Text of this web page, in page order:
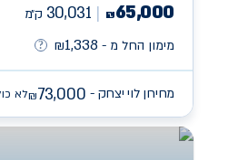
₪65,000
30,031 ק״מ
מימון החל מ -
₪1,338
מחירון לוי יצחק - ₪73,000 לא